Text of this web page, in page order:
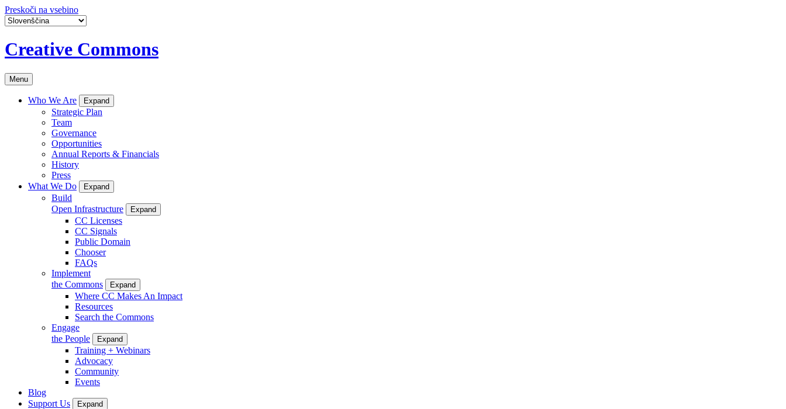
Preskoči na vsebino
Creative Commons
Menu
Who We Are Expand
Strategic Plan
Team
Governance
Opportunities
Annual Reports & Financials
History
Press
What We Do
Expand
Build
Open Infrastructure
Expand
CC Licenses
CC Signals
Public Domain
Chooser
FAQs
Implement
the Commons
Expand
Where CC Makes An Impact
Resources
Search the Commons
Engage
the People
Expand
Training + Webinars
Advocacy
Community
Events
Blog
Support Us
Expand